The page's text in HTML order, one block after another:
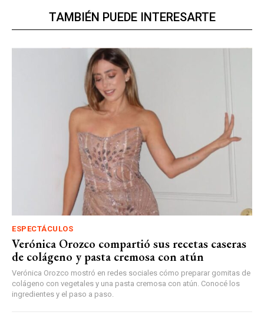
TAMBIÉN PUEDE INTERESARTE
ESPECTÁCULOS
Verónica Orozco compartió sus recetas caseras
de colágeno y pasta cremosa con atún
Verónica Orozco mostró en redes sociales cómo preparar gomitas de
colágeno con vegetales y una pasta cremosa con atún. Conocé los
ingredientes y el paso a paso.